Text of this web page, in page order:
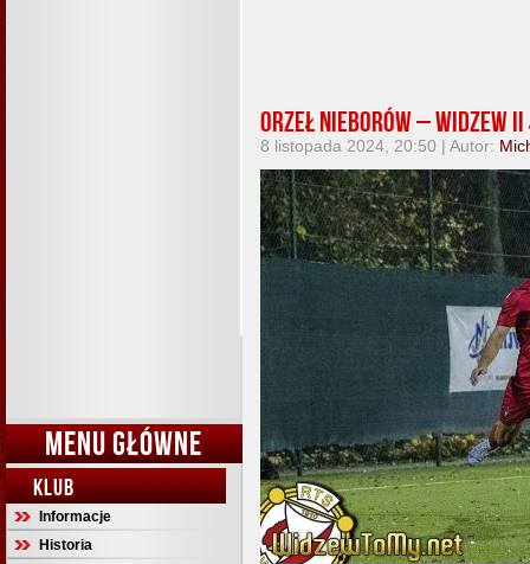
MENU GŁÓWNE
KLUB
Informacje
Historia
Orzeł Nieborów – Widzew II
8 listopada 2024, 20:50 | Autor: